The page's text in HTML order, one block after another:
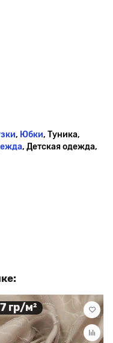
, Юбки, Туника,
, Детская одежда,
гр/м²